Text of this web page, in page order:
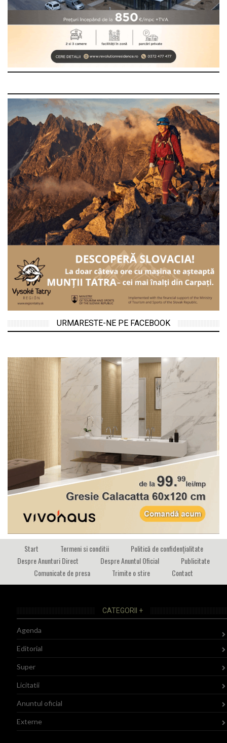
URMARESTE-NE PE FACEBOOK
Start Termeni si conditii
Politică de confidențialitate
Despre Anunturi Direct
Despre Anuntul Oficial
Publicitate
Comunicate de presa
Trimite o stire Contact
CATEGORII +
Agenda
Editorial
Super
Licitatii
Anuntul oficial
Externe